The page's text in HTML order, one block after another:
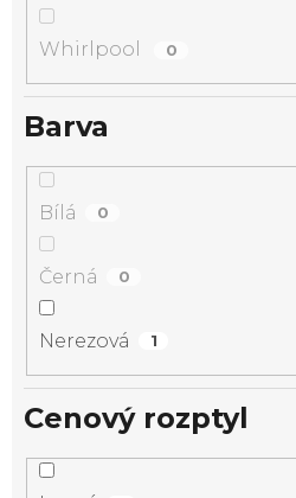
Whirlpool 0
Barva
Bílá 0
Černá 0
Nerezová 1
Cenový rozptyl